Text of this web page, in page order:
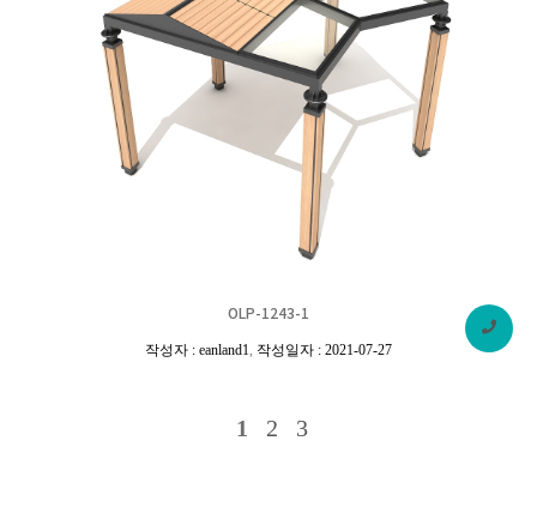
OLP-1243-1
작성자 : eanland1, 작성일자 : 2021-07-27
1 2 3